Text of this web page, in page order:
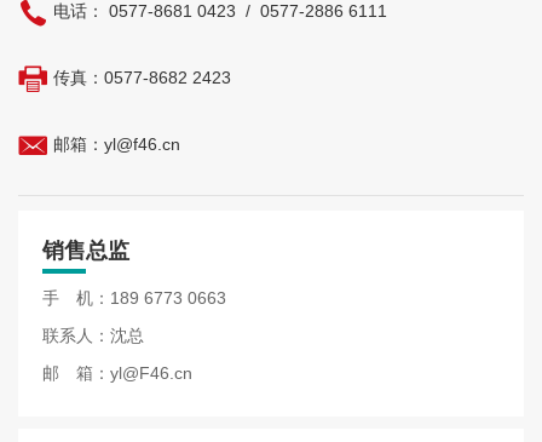
电话： 0577-8681 0423 / 0577-2886 6111
传真： 0577-8682 2423
邮箱： yl@f46.cn
销售总监
手 机： 189 6773 0663
联系人：沈总
邮 箱： yl@F46.cn